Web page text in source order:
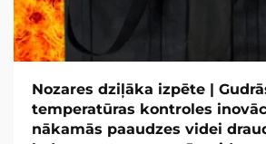
Nozares dziļāka izpēte |
temperatūras kontroles
nākamās paaudzes videi